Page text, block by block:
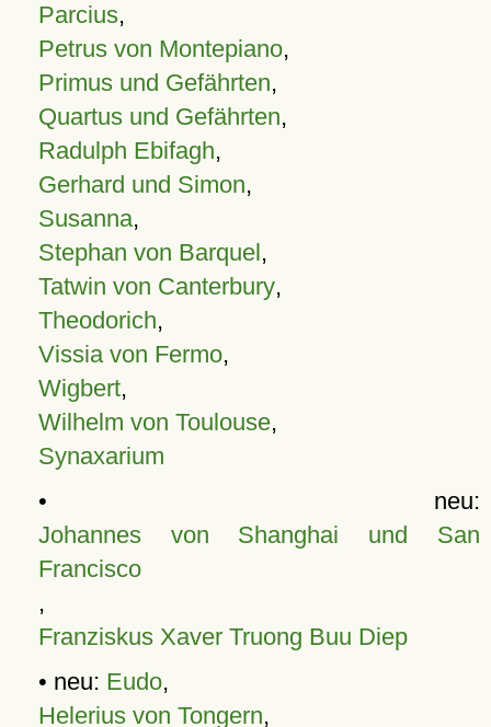
Parcius,
Petrus von Montepiano,
Primus und Gefährten,
Quartus und Gefährten,
Radulph Ebifagh,
Gerhard und Simon,
Susanna,
Stephan von Barquel,
Tatwin von Canterbury,
Theodorich,
Vissia von Fermo,
Wigbert,
Wilhelm von Toulouse,
Synaxarium
• neu:
Johannes von Shanghai und San
Francisco
,
Franziskus Xaver Truong Buu Diep
• neu: Eudo,
Helerius von Tongern,